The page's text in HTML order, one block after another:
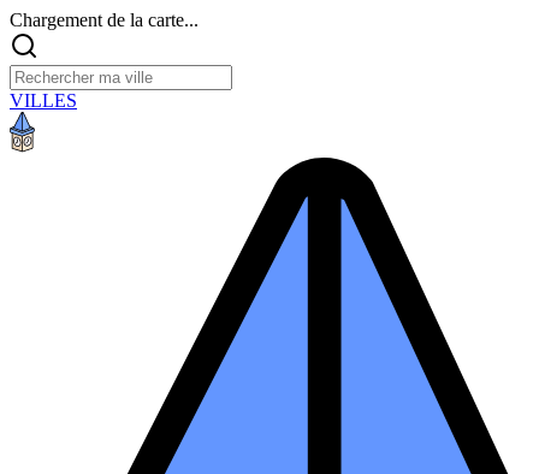
Chargement de la carte...
VILLES